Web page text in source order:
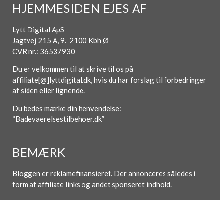
HJEMMESIDEN EJES AF
Lytt Digital ApS
Jagtvej 215 A, 9. 2100 Kbh Ø
CVR nr.: 36537930
Du er velkommen til at skrive til os på
affiliate[@]lyttdigital.dk, hvis du har forslag til forbedringer
af siden eller lignende.
Du bedes mærke din henvendelse:
“Badevaerelsestilbehoer.dk”
BEMÆRK
Bloggen er reklamefinansieret. Der annonceres således i
form af affiliate links og andet sponseret indhold.